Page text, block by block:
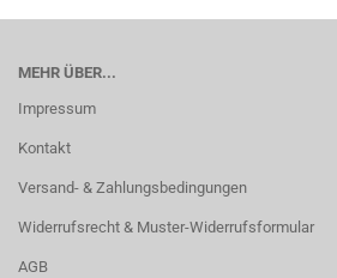
MEHR ÜBER...
Impressum
Kontakt
Versand- & Zahlungsbedingungen
Widerrufsrecht & Muster-Widerrufsformular
AGB